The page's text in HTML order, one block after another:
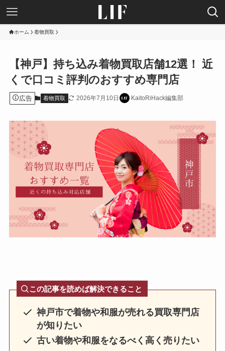
ホーム 着物買取
【神戸】持ち込み着物買取店舗12選！ 近
くで口コミ評判のおすすめ専門店
広告 着物買取 2026年7月10日 KaitoRiHack編集部
この記事を読めば解決できること
神戸市で着物や和服が売れる買取専門店
が知りたい
古い着物や和服をなるべく高く売りたい